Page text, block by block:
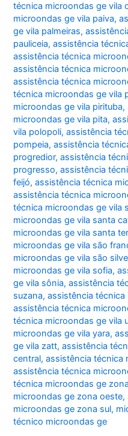
técnica microondas ge vila
microondas ge vila paiva,
ge vila palmeiras,
pauliceia,assistência
assistência técnica
assistência técnica
assistência técnica
técnica microondas ge vila
microondas ge vila pirituba,
microondas ge vila pita,
vila polopoli,assistência
pompeia,assistência
progredior,assistência
progresso,assistência
feijó,assistência técnica
assistência técnica
técnica microondas ge vila
microondas ge vila santa
microondas ge vila santa
microondas ge vila são
microondas ge vila são
microondas ge vila sofia,
ge vila sônia,assistência
suzana,assistência
assistência técnica
técnica microondas ge vila
microondas ge vila yara,
ge vila zatt,assistência
central,assistência técnica
assistência técnica
técnica microondas ge
microondas ge zona oeste,
microondas ge zona sul,
técnico microondas ge